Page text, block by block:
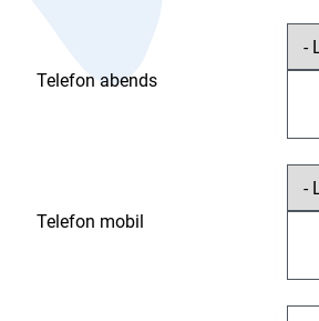
Telefon abends
Telefon mobil